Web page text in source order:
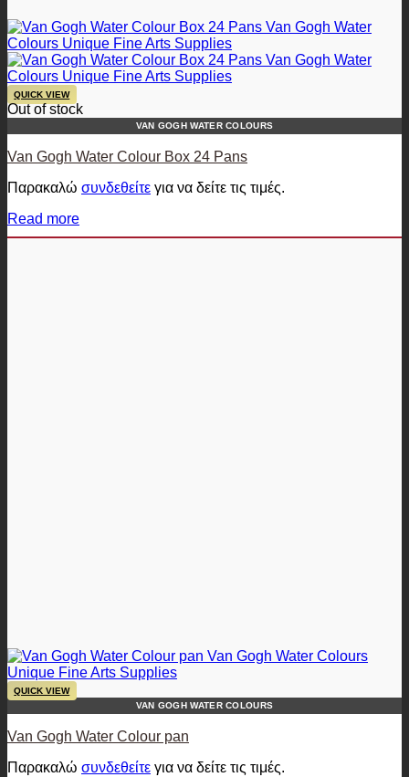
QUICK VIEW
Out of stock
VAN GOGH WATER COLOURS
Van Gogh Water Colour Box 24 Pans
Παρακαλώ συνδεθείτε για να δείτε τις τιμές.
Read more
QUICK VIEW
VAN GOGH WATER COLOURS
Van Gogh Water Colour pan
Παρακαλώ συνδεθείτε για να δείτε τις τιμές.